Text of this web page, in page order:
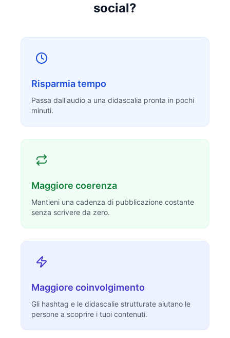
social?
Risparmia tempo
Passa dall'audio a una didascalia pronta in pochi
minuti.
Maggiore coerenza
Mantieni una cadenza di pubblicazione costante
senza scrivere da zero.
Maggiore coinvolgimento
Gli hashtag e le didascalie strutturate aiutano le
persone a scoprire i tuoi contenuti.